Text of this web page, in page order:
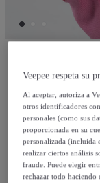
Uo
Lanyard
Modelo:
4,97 €
Veepee respeta su
Al aceptar, autoriza a
otros identificadores
personales (como sus
proporcionada en su
personalizada (incluida
realizar ciertos análisis
fraude. Puede elegir
rechazar todo haciendo